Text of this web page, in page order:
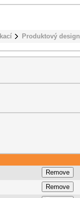
Produktový design